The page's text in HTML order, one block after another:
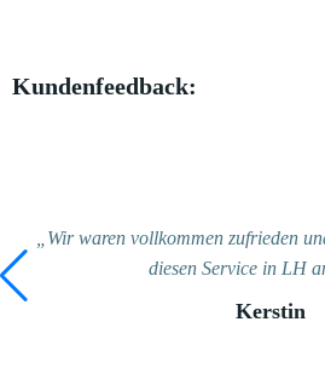
Kundenfeedback:
„Wir waren vollkommen zufrieden
diesen Service in LH
Kerstin